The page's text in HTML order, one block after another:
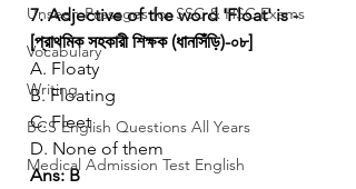
Unseen Passages for SSC & HSC Exams
Vocabulary
Writing
BCS English Questions All Years
Medical Admission Test English
7. Adjective of the word 'Float' is -
[প্রাথমিক সহকারী শিক্ষক (ধানসিঁড়ি)-০৮]
A. Floaty
B. Floating
C. Fleet
D. None of them
Ans: B